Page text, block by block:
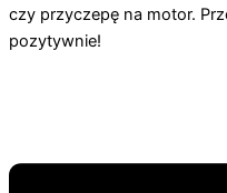
czy przyczepę na motor.
pozytywnie!